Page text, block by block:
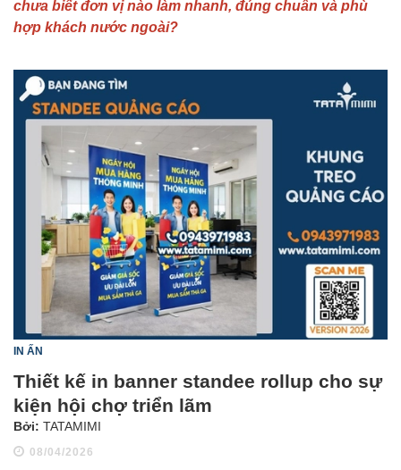
chưa biết đơn vị nào làm nhanh, đúng chuẩn và phù
hợp khách nước ngoài?
IN ẤN
Thiết kế in banner standee rollup cho sự
kiện hội chợ triển lãm
Bởi: TATAMIMI
08/04/2026